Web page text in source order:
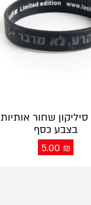
שחור אותיות
בצבע כסף
5.00 ₪